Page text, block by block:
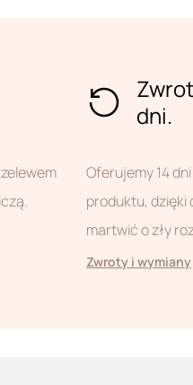
dni.
Oferujemy 14
produktu, dzięki
martwić o zły
Zwroty i wymiany